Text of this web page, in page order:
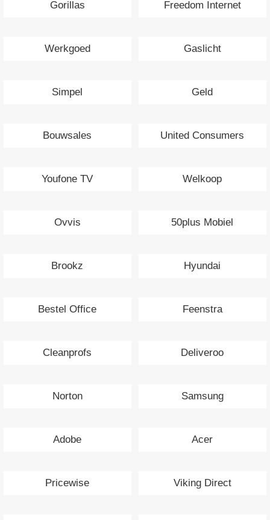
Gorillas Freedom Internet
Werkgoed Gaslicht
Simpel Geld
Bouwsales United Consumers
Youfone TV Welkoop
Ovvis 50plus Mobiel
Brookz Hyundai
Bestel Office Feenstra
Cleanprofs Deliveroo
Norton Samsung
Adobe Acer
Pricewise Viking Direct